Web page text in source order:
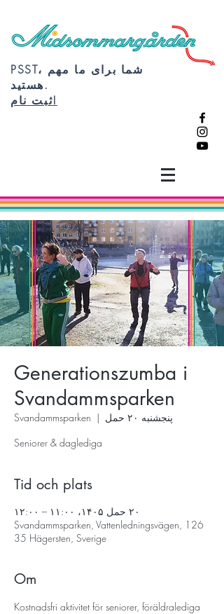
PSST، شما برای ما مهم
هستید.
ثبت نام!
Generationszumba i
Svandammsparken
پنجشنبه ۲۰ حمل
  |
Svandammsparken
Seniorer & daglediga
Tid och plats
۲۰ حمل ۱۴۰۵، ۱۱:۰۰ – ۱۲:۰۰
Svandammsparken, Vattenledningsvägen, 126
35 Hägersten, Sverige
Om
Kostnadsfri aktivitet för seniorer, föräldralediga